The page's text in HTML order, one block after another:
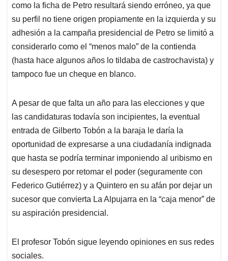
como la ficha de Petro resultará siendo erróneo, ya que
su perfil no tiene origen propiamente en la izquierda y su
adhesión a la campaña presidencial de Petro se limitó a
considerarlo como el “menos malo” de la contienda
(hasta hace algunos años lo tildaba de castrochavista) y
tampoco fue un cheque en blanco.
A pesar de que falta un año para las elecciones y que
las candidaturas todavía son incipientes, la eventual
entrada de Gilberto Tobón a la baraja le daría la
oportunidad de expresarse a una ciudadanía indignada
que hasta se podría terminar imponiendo al uribismo en
su desespero por retomar el poder (seguramente con
Federico Gutiérrez) y a Quintero en su afán por dejar un
sucesor que convierta La Alpujarra en la “caja menor” de
su aspiración presidencial.
El profesor Tobón sigue leyendo opiniones en sus redes
sociales.